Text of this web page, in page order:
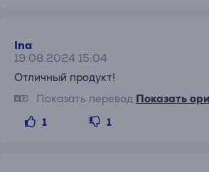
Ina
19.08.2024 15:04
Отличный продукт!
Показать перевод Показать
1
1